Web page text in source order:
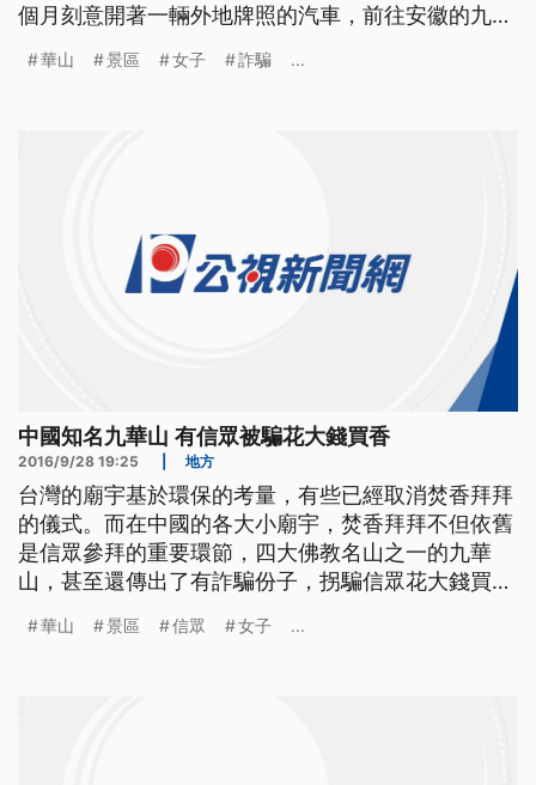
個月刻意開著一輛外地牌照的汽車，前往安徽的九華
速公路沒多久，就有一位搭乘白色汽車的女子，佯裝
華山 景區 女子 詐騙 ...
中國知名九華山 有信眾被騙花大錢買香
2016/9/28 19:25 地方
台灣的廟宇基於環保的考量，有些已經取消焚香拜拜
的儀式。而在中國的各大小廟宇，焚香拜拜不但依舊
是信眾參拜的重要環節，四大佛教名山之一的九華
山，甚至還傳出了有詐騙份子，拐騙信眾花大錢買
一輛外地牌照的汽車，前往安徽的九華山紀錄賣香詐
華山 景區 信眾 女子 ...